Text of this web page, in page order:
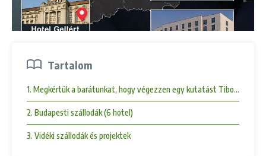
Tartalom
1. Megkértük a barátunkat, hogy végezzen egy kutatást Tiborcz
2. Budapesti szállodák (6 hotel)
3. Vidéki szállodák és projektek